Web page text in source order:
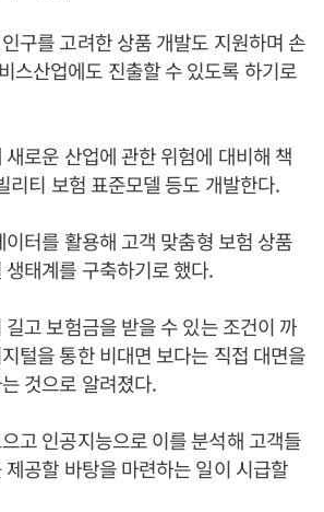
구를 고려한 상품 개발도 지원하며 손
스산업에도 진출할 수 있도록 하기로
로운 산업에 관한 위험에 대비해 책
리티 보험 표준모델 등도 개발한다.
터를 활용해 고객 맞춤형 보험 상품
태계를 구축하기로 했다.
고 보험금을 받을 수 있는 조건이 까
털을 통한 비대면 보다는 직접 대면을
것으로 알려졌다.
고 인공지능으로 이를 분석해 고객들
공할 바탕을 마련하는 일이 시급할